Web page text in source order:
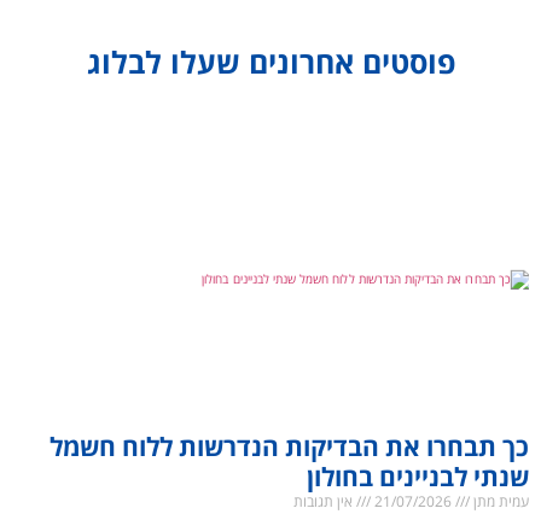
פוסטים אחרונים שעלו לבלוג
כך תבחרו את הבדיקות הנדרשות ללוח חשמל
שנתי לבניינים בחולון
עמית מתן אין תגובות